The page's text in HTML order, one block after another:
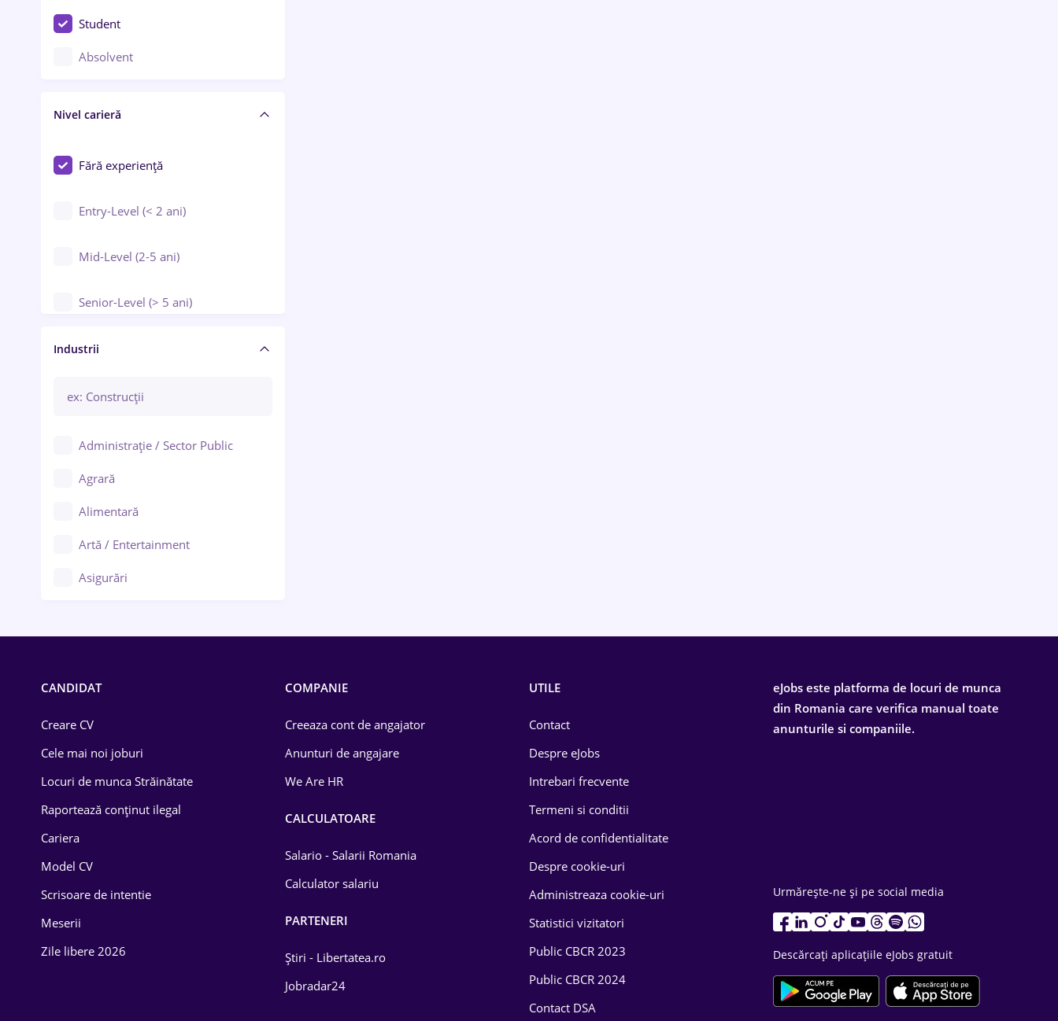
Construcții / Instalații
Controlul calității
Educație / Training / Arte
Student
Absolvent
Nivel carieră
Fără experiență
Entry-Level (< 2 ani)
Mid-Level (2-5 ani)
Senior-Level (> 5 ani)
Manager / Executiv
Industrii
Administrație / Sector Public
Agrară
Alimentară
Artă / Entertainment
Asigurări
Drept
Educație / Training
Energetică
Farma
CANDIDAT
Creare CV
Cele mai noi joburi
Locuri de munca Străinătate
Raportează conținut ilegal
Cariera
Model CV
Scrisoare de intentie
Meserii
Zile libere 2026
COMPANIE
Creeaza cont de angajator
Anunturi de angajare
We Are HR
CALCULATOARE
Salario - Salarii Romania
Calculator salariu
PARTENERI
Știri - Libertatea.ro
Jobradar24
UTILE
Contact
Despre eJobs
Intrebari frecvente
Termeni si conditii
Acord de confidentialitate
Despre cookie-uri
Administreaza cookie-uri
Statistici vizitatori
Public CBCR 2023
Public CBCR 2024
Contact DSA
eJobs este platforma de locuri de munca
din Romania care verifica manual toate
anunturile si companiile.
Urmărește-ne și pe social media
Descărcați aplicațiile eJobs gratuit